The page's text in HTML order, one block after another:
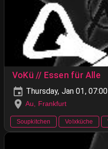
VoKü // Essen für Alle
Thursday, Jan 01,
Au, Frankfurt
Soupkitchen Volxküche